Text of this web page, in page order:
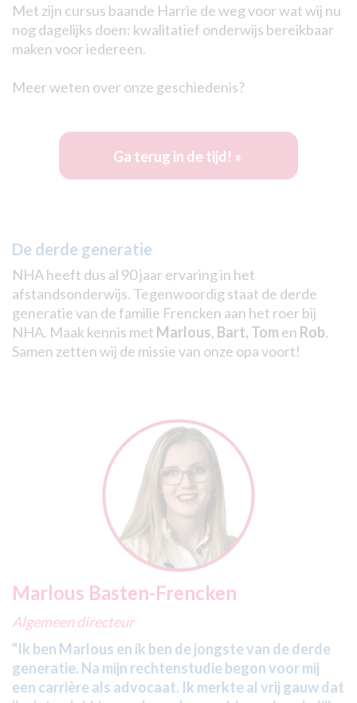
Met zijn cursus baande Harrie de weg voor wat wij nu
nog dagelijks doen: kwalitatief onderwijs bereikbaar
maken voor iedereen.
Meer weten over onze geschiedenis?
Ga terug in de tijd! »
De derde generatie
NHA heeft dus al 90 jaar ervaring in het
afstandsonderwijs. Tegenwoordig staat de derde
generatie van de familie Frencken aan het roer bij
NHA. Maak kennis met Marlous, Bart, Tom en Rob.
Samen zetten wij de missie van onze opa voort!
Marlous Basten-Frencken
Algemeen directeur
"Ik ben Marlous en ik ben de jongste van de derde
generatie. Na mijn rechtenstudie begon voor mij
een carrière als advocaat. Ik merkte al vrij gauw dat